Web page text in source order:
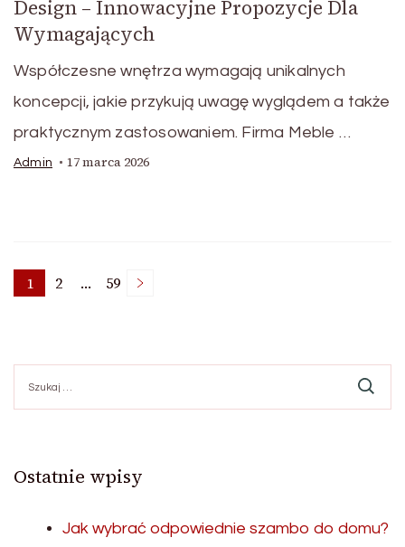
Design – Innowacyjne Propozycje Dla
Wymagających
Współczesne wnętrza wymagają unikalnych
koncepcji, jakie przykują uwagę wyglądem a także
praktycznym zastosowaniem. Firma Meble …
Admin 17 marca 2026
Nawigacja
po
wpisach
Page
1 Page
2 … Page
59
Ostatnie wpisy
Jak wybrać odpowiednie szambo do domu?